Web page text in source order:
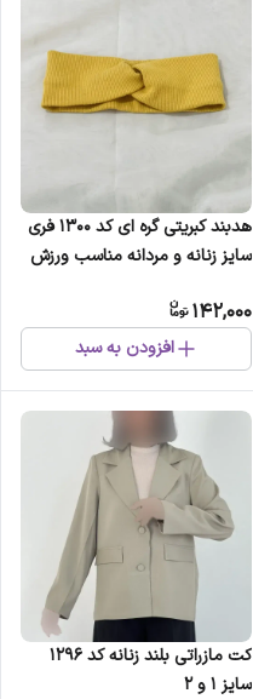
هدبند کبریتی گره ای کد 1300 فری
سایز زنانه و مردانه مناسب ورزش
142,000
افزودن به سبد
کت مازراتی بلند زنانه کد 1296
سایز 1 و 2